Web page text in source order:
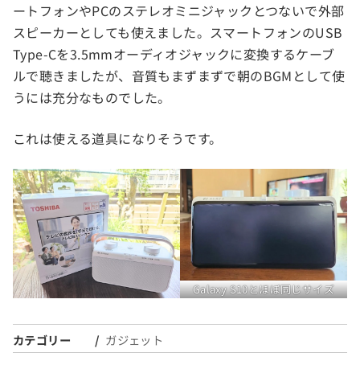
ートフォンやPCのステレオミニジャックとつないで外部
スピーカーとしても使えました。スマートフォンのUSB
Type-Cを3.5mmオーディオジャックに変換するケーブ
ルで聴きましたが、音質もまずまずで朝のBGMとして使
うには充分なものでした。
これは使える道具になりそうです。
Galaxy S10とほぼ同じサイズ
カテゴリー ガジェット